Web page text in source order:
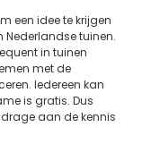
een idee te krijgen
tuinen.
in tuinen
met de
Iedereen kan
is gratis. Dus
aan de kennis